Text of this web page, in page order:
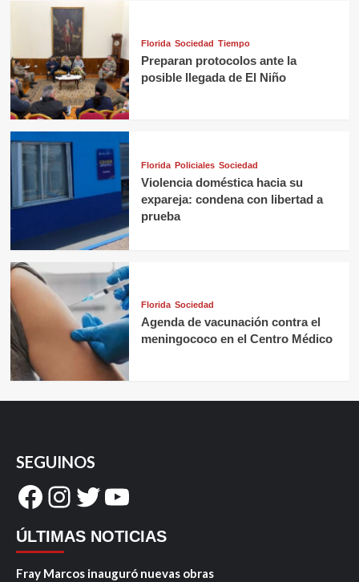
Florida Sociedad Tiempo
Preparan protocolos ante la
posible llegada de El Niño
Florida Policiales Sociedad
Violencia doméstica hacia su
expareja: condena con libertad a
prueba
Florida Sociedad
Agenda de vacunación contra el
meningococo en el Centro Médico
SEGUINOS
Facebook
Instagram
Twitter
YouTube
ÚLTIMAS NOTICIAS
Fray Marcos inauguró nuevas obras